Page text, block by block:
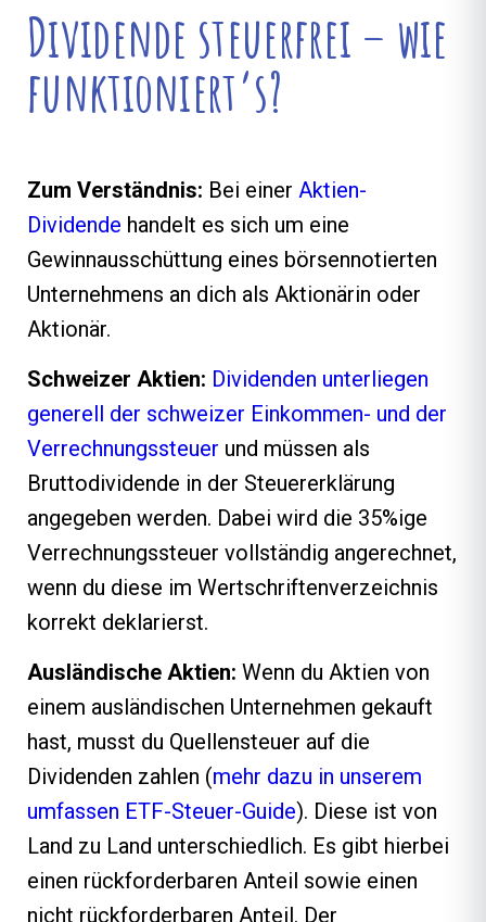
Dividende steuerfrei – wie
funktioniert’s?
Zum Verständnis: Bei einer Aktien-
Dividende handelt es sich um eine
Gewinnausschüttung eines börsennotierten
Unternehmens an dich als Aktionärin oder
Aktionär.
Schweizer Aktien: Dividenden unterliegen
generell der schweizer Einkommen- und der
Verrechnungssteuer und müssen als
Bruttodividende in der Steuererklärung
angegeben werden. Dabei wird die 35%ige
Verrechnungssteuer vollständig angerechnet,
wenn du diese im Wertschriftenverzeichnis
korrekt deklarierst.
Ausländische Aktien: Wenn du Aktien von
einem ausländischen Unternehmen gekauft
hast, musst du Quellensteuer auf die
Dividenden zahlen (mehr dazu in unserem
umfassen ETF-Steuer-Guide). Diese ist von
Land zu Land unterschiedlich. Es gibt hierbei
einen rückforderbaren Anteil sowie einen
nicht rückforderbaren Anteil. Der